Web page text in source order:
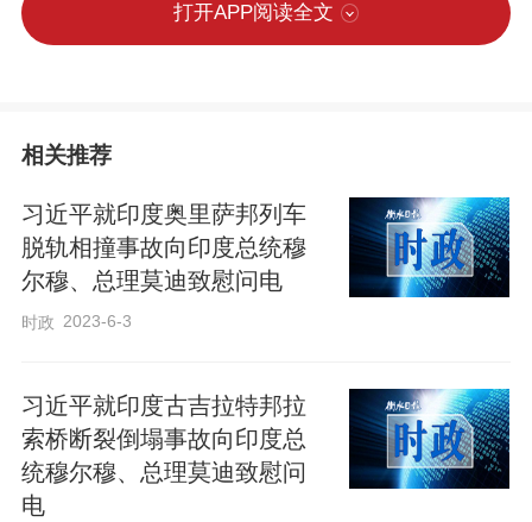
打开APP阅读全文
相关推荐
习近平就印度奥里萨邦列车
脱轨相撞事故向印度总统穆
尔穆、总理莫迪致慰问电
时政 2023-6-3
习近平就印度古吉拉特邦拉
索桥断裂倒塌事故向印度总
统穆尔穆、总理莫迪致慰问
电